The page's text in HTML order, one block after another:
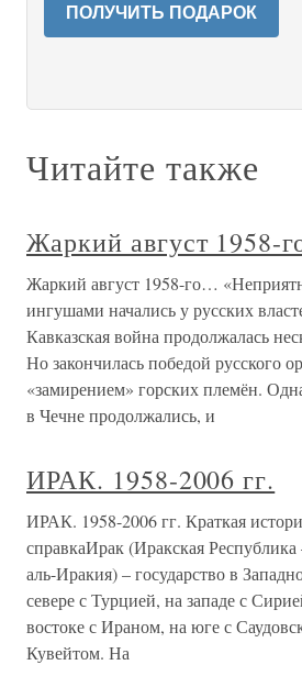
ПОЛУЧИТЬ ПОДАРОК
Читайте также
Жаркий август 1958-
Жаркий август 1958-го…
ингушами начались у русских
Кавказская война продолжалась
Но закончилась победой русского
«замирением» горских племён.
в Чечне продолжались, и
ИРАК. 1958-2006 гг.
ИРАК. 1958-2006 гг. Краткая
справкаИрак (Иракская
аль-Иракия) – государство в
севере с Турцией, на западе с
востоке с Ираном, на юге с
Кувейтом. На